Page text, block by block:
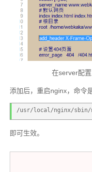
在server配
添加后，重启nginx，命令是
/usr/local/nginx/sbin/
即可生效。